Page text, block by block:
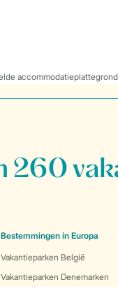
260
Bestemmingen in Europa
Vakantieparken België
Vakantieparken Denemarken